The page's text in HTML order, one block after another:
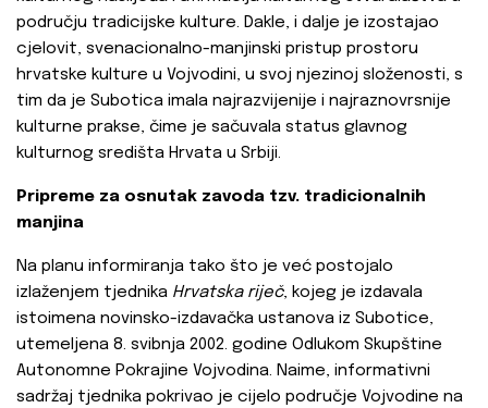
području tradicijske kulture. Dakle, i dalje je izostajao
cjelovit, svenacionalno-manjinski pristup prostoru
hrvatske kulture u Vojvodini, u svoj njezinoj složenosti, s
tim da je Subotica imala najrazvijenije i najraznovrsnije
kulturne prakse, čime je sačuvala status glavnog
kulturnog središta Hrvata u Srbiji.
Pripreme za osnutak zavoda tzv. tradicionalnih
manjina
Na planu informiranja tako što je već postojalo
izlaženjem tjednika Hrvatska riječ, kojeg je izdavala
istoimena novinsko-izdavačka ustanova iz Subotice,
utemeljena 8. svibnja 2002. godine Odlukom Skupštine
Autonomne Pokrajine Vojvodina. Naime, informativni
sadržaj tjednika pokrivao je cijelo područje Vojvodine na